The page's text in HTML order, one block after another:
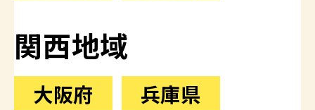
関西地域
大阪府
兵庫県